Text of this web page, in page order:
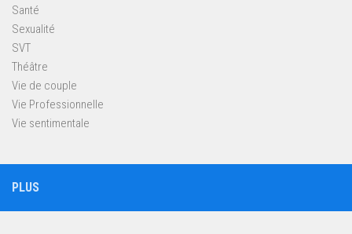
Santé
Sexualité
SVT
Théâtre
Vie de couple
Vie Professionnelle
Vie sentimentale
PLUS